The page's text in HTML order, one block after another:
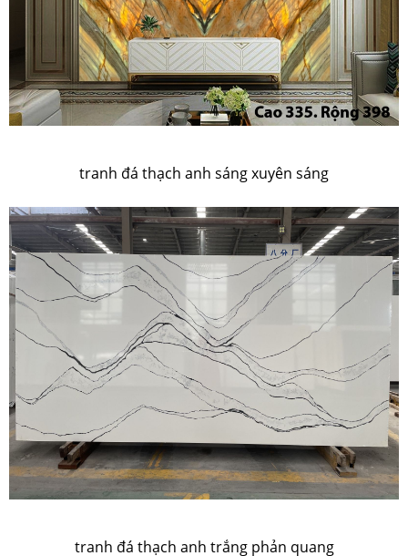
tranh đá thạch anh sáng xuyên sáng
tranh đá thạch anh trắng phản quang